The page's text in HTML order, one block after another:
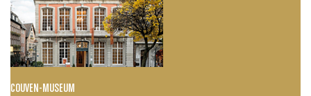
COUVEN-MUSEUM